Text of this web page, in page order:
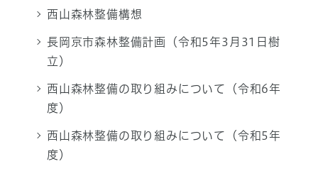
西山森林整備構想
長岡京市森林整備計画（令和5年3月31日樹
立）
西山森林整備の取り組みについて（令和6年
度）
西山森林整備の取り組みについて（令和5年
度）